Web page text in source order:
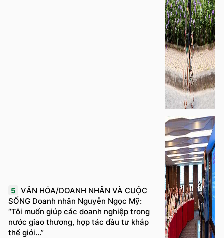
5 VĂN HÓA/DOANH NHÂN VÀ CUỘC
SỐNG Doanh nhân Nguyễn Ngọc Mỹ:
“Tôi muốn giúp các doanh nghiệp trong
nước giao thương, hợp tác đầu tư khắp
thế giới...”